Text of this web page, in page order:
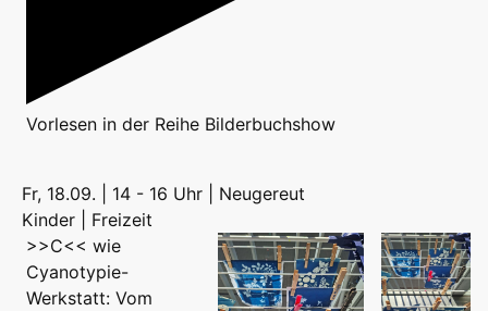
Vorlesen in der Reihe Bilderbuchshow
Fr, 18.09. | 14 - 16 Uhr | Neugereut
Kinder | Freizeit
>>C<< wie
Cyanotypie-
Werkstatt: Vom